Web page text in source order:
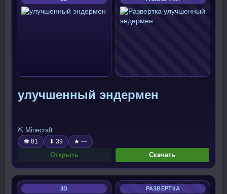
улучшенный эндермен
⛏️ Minecraft
👁 81 ⬇ 39 ★ —
Открыть Скачать
3D РАЗВЕРТКА